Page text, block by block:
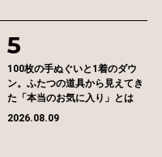
100枚の手ぬぐいと1着のダウ
ン。ふたつの道具から見えてき
た「本当のお気に入り」とは
2026.08.09